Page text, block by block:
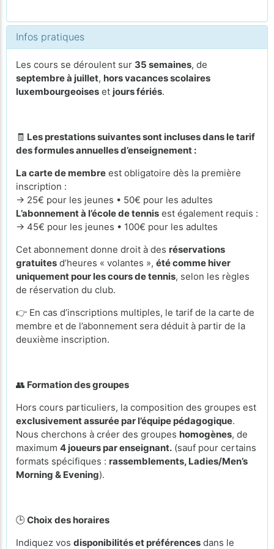
Infos pratiques
Les cours se déroulent sur 35 semaines, de
septembre à juillet, hors vacances scolaires
luxembourgeoises et jours fériés.
🧾 Les prestations suivantes sont incluses dans le tarif
des formules annuelles d’enseignement :
La carte de membre est obligatoire dès la première
inscription :
→ 25€ pour les jeunes • 50€ pour les adultes
L’abonnement à l’école de tennis est également requis :
→ 45€ pour les jeunes • 100€ pour les adultes
Cet abonnement donne droit à des réservations
gratuites d’heures « volantes », été comme hiver
uniquement pour les cours de tennis, selon les règles
de réservation du club.
👉 En cas d’inscriptions multiples, le tarif de la carte de
membre et de l’abonnement sera déduit à partir de la
deuxième inscription.
👥 Formation des groupes
Hors cours particuliers, la composition des groupes est
exclusivement assurée par l’équipe pédagogique.
Nous cherchons à créer des groupes homogènes, de
maximum 4 joueurs par enseignant. (sauf pour certains
formats spécifiques : rassemblements, Ladies/Men’s
Morning & Evening).
🕒 Choix des horaires
Indiquez vos disponibilités et préférences dans le